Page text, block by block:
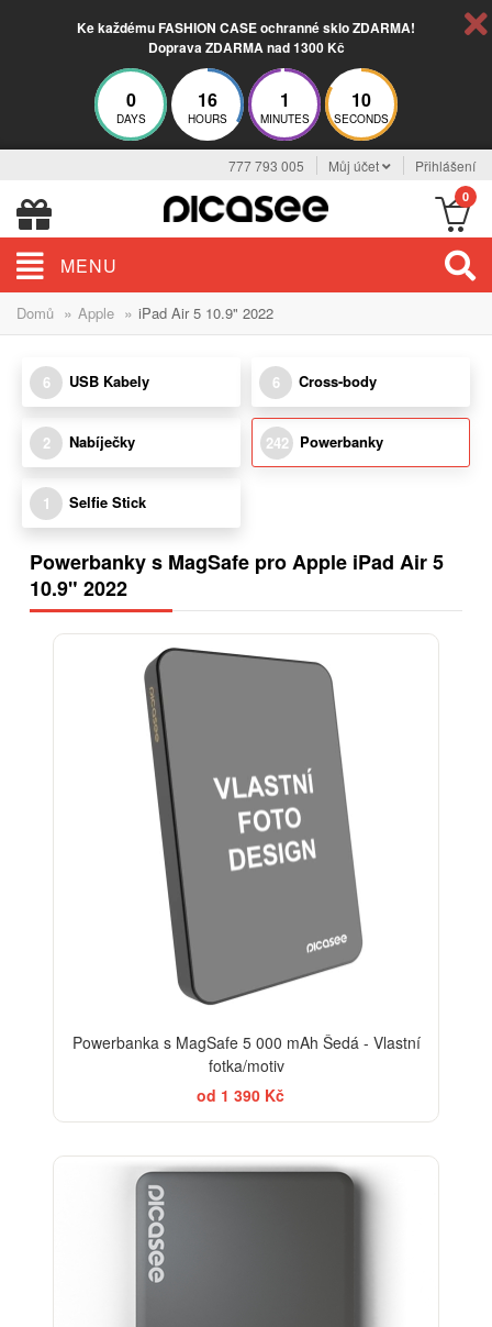
Ke každému FASHION CASE ochranné sklo ZDARMA!
Doprava ZDARMA nad 1300 Kč
0
DAYS
16
HOURS
1
MINUTES
9
SECONDS
777 793 005 Můj účet Přihlášení
0
MENU
Domů » Apple » iPad Air 5 10.9" 2022
6 USB Kabely 6 Cross-body
2 Nabíječky 242 Powerbanky
1 Selfie Stick
Powerbanky s MagSafe pro Apple iPad Air 5
10.9" 2022
Powerbanka s MagSafe 5 000 mAh Šedá - Vlastní
fotka/motiv
od 1 390 Kč